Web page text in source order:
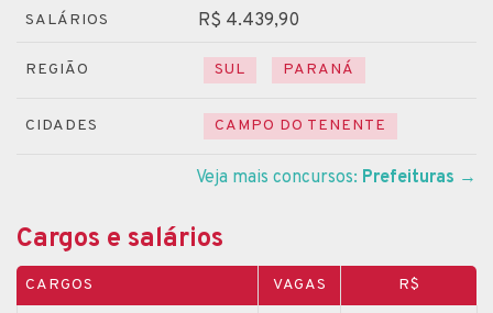
SALÁRIOS R$ 4.439,90
REGIÃO SUL PARANÁ
CIDADES CAMPO DO TENENTE
Veja mais concursos: Prefeituras →
Cargos e salários
CARGOS VAGAS R$